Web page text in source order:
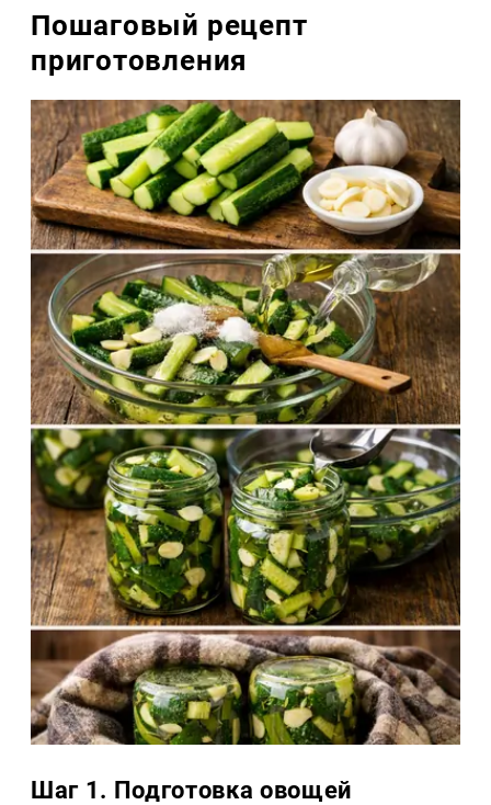
Пошаговый рецепт
приготовления
Шаг 1. Подготовка овощей